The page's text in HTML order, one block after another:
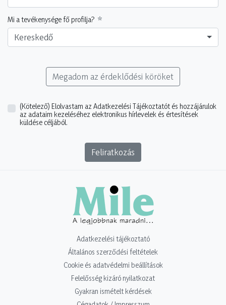
Mi a tevékenysége fő profilja?
Kereskedő
Megadom az érdeklődési köröket
(Kötelező) Elolvastam az Adatkezelési Tájékoztatót és hozzájárulok
az adataim kezeléséhez elektronikus hírlevelek és értesítések
küldése céljából.
Feliratkozás
Adatkezelési tájékoztató
Általános szerződési feltételek
Cookie és adatvédelmi beállítások
Felelősség kizáró nyilatkozat
Gyakran ismételt kérdések